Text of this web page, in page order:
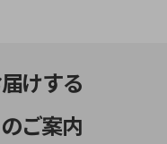
けする
ご案内